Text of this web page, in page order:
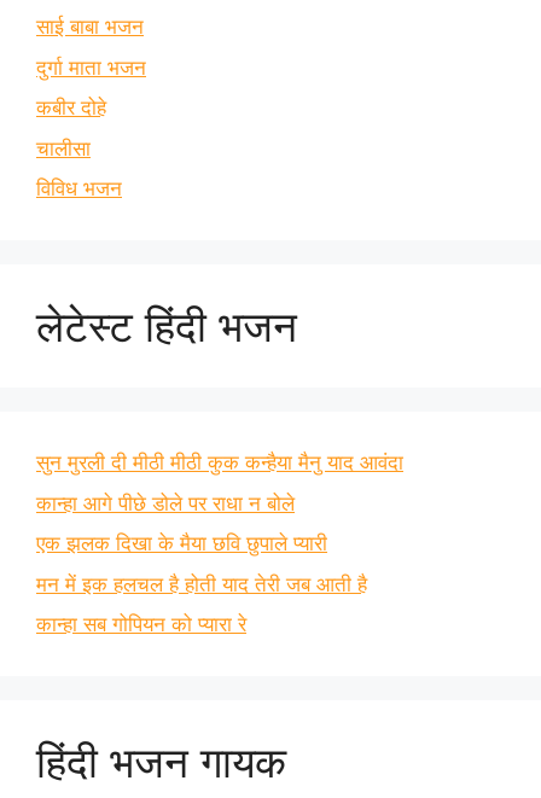
साई बाबा भजन
दुर्गा माता भजन
कबीर दोहे
चालीसा
विविध भजन
लेटेस्ट हिंदी भजन
सुन मुरली दी मीठी मीठी कुक कन्हैया मैनु याद आवंदा
कान्हा आगे पीछे डोले पर राधा न बोले
एक झलक दिखा के मैया छवि छुपाले प्यारी
मन में इक हलचल है होती याद तेरी जब आती है
कान्हा सब गोपियन को प्यारा रे
हिंदी भजन गायक